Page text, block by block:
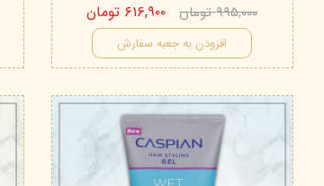
۹۹۵,۰۰۰ تومان ۶۱۶,۹۰۰ تومان
افزودن به جعبه سفارش